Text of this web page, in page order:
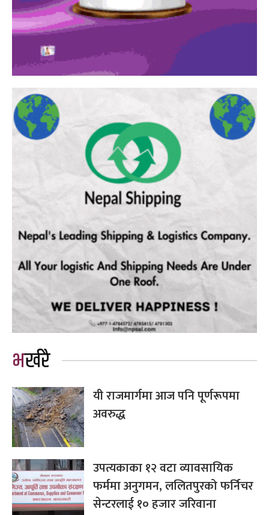
भर्खरै
यी राजमार्गमा आज पनि पूर्णरूपमा
अवरुद्ध
उपत्यकाका १२ वटा व्यावसायिक
फर्ममा अनुगमन, ललितपुरको फर्निचर
सेन्टरलाई १० हजार जरिवाना